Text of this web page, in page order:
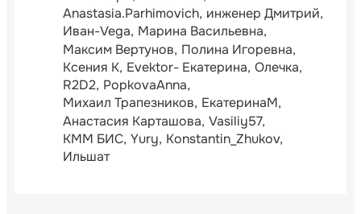
Anastasia.Parhimovich инженер Дмитрий
Иван-Vega Марина Васильевна
Максим Вертунов Полина Игоревна
Ксения К Evektor- Екатерина Олечка
R2D2 PopkovaAnna
Михаил Трапезников ЕкатеринаМ
Анастасия Карташова Vasiliy57
КММ БИС Yury Konstantin_Zhukov
Ильшат